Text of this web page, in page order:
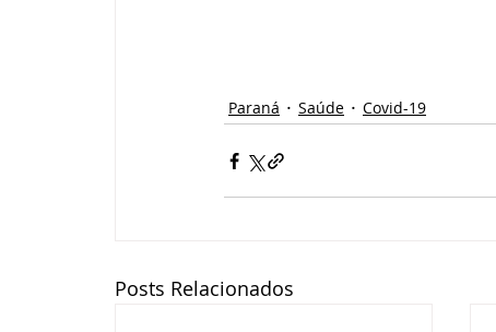
Paraná Saúde Covid-19
Posts Relacionados